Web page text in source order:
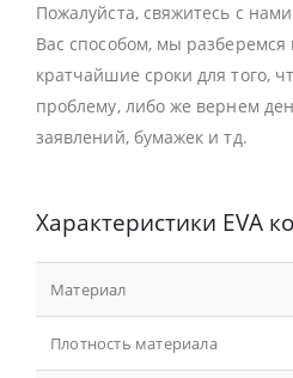
Пожалуйста, свяжитесь с
Вас способом, мы разберемся
кратчайшие сроки для того,
проблему, либо же вернем
заявлений, бумажек и тд.
Характеристики EVA
Материал
Плотность материала